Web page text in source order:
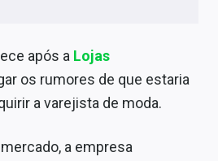
após a Lojas
os rumores de que estaria
a varejista de moda.
a empresa